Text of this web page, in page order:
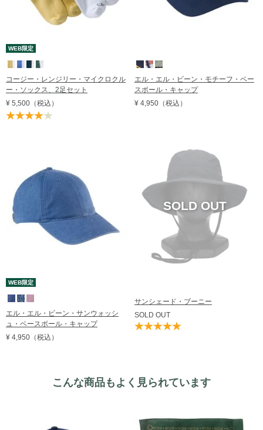
WEB限定
コージー・レンジリー・マイクロクル
ー・ソックス、2足セット
¥ 5,500 （税込）
エル・エル・ビーン・モチーフ・ベー
スボール・キャップ
¥ 4,950（税込）
WEB限定
エル・エル・ビーン・サンウォッシ
ュ・ベースボール・キャップ
¥ 4,950 （税込）
サンシェード・ブーニー
SOLD OUT
こんな商品もよく見られています